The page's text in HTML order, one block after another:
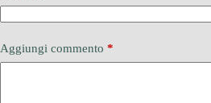
Aggiungi commento *